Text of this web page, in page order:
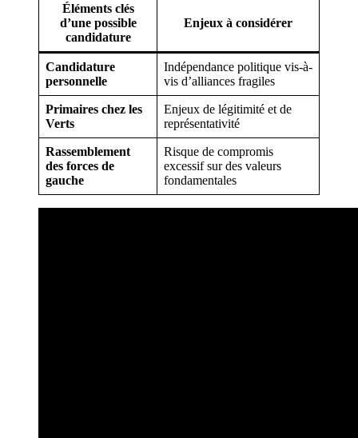
Éléments clés
d’une possible
candidature
Enjeux à considérer
Candidature
personnelle
Indépendance politique vis-à-
vis d’alliances fragiles
Primaires chez les
Verts
Enjeux de légitimité et de
représentativité
Rassemblement
des forces de
gauche
Risque de compromis
excessif sur des valeurs
fondamentales